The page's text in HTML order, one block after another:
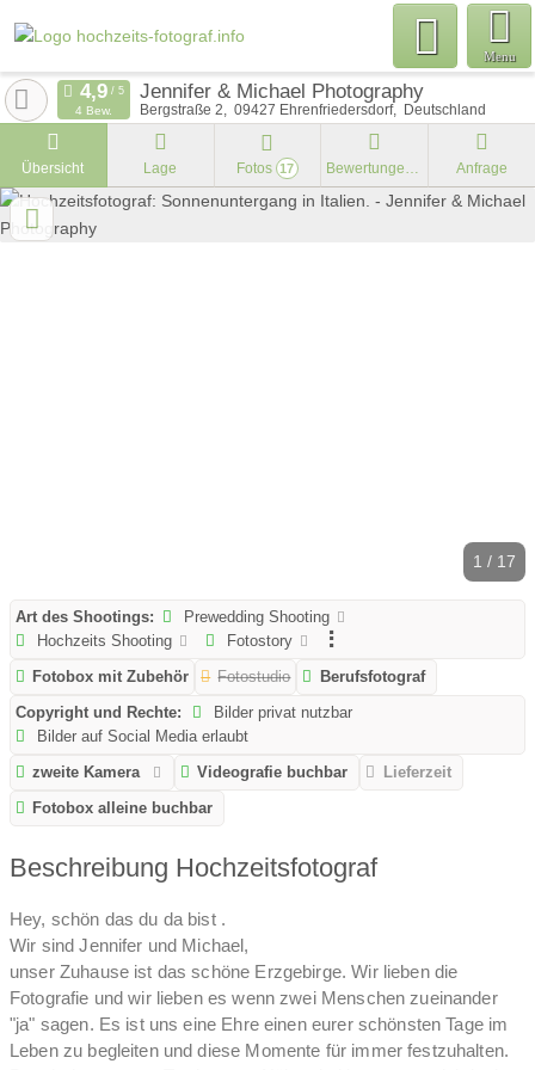
Menu
Jennifer & Michael Photography
Bergstraße 2 09427 Ehrenfriedersdorf Deutschland
4 Bew.
Übersicht Lage Fotos 17 Bewertungen Anfrage
1 / 17
Art des Shootings:
Prewedding Shooting
Hochzeits Shooting
Fotostory
Fotobox mit Zubehör
Fotostudio
Berufsfotograf
Copyright und Rechte:
Bilder privat nutzbar
Bilder auf Social Media erlaubt
zweite Kamera
Videografie buchbar
Lieferzeit
Fotobox alleine buchbar
Beschreibung Hochzeitsfotograf
Hey, schön das du da bist .
Wir sind Jennifer und Michael,
unser Zuhause ist das schöne Erzgebirge. Wir lieben die
Fotografie und wir lieben es wenn zwei Menschen zueinander
"ja" sagen. Es ist uns eine Ehre einen eurer schönsten Tage im
Leben zu begleiten und diese Momente für immer festzuhalten.